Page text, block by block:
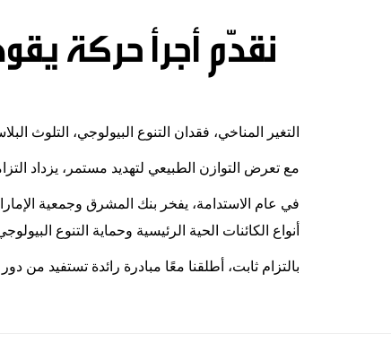
نقدّم أجرأ حركة
التغير المناخي، فقدان التنوع البيولوجي، التلوث
مع تعرض التوازن الطبيعي لتهديد مستمر، يزداد
في عام الاستدامة، يفخر بنك المشرق وجمعية
أنواع الكائنات الحية الرئيسية وحماية التنوع
بالتزام ثابت، أطلقنا معًا مبادرة رائدة تستفيد